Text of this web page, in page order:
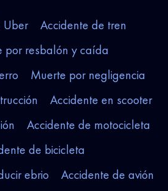
Uber
Accidente de tren
por resbalón y caída
Muerte por negligencia
Accidente en scooter
Accidente de motocicleta
de bicicleta
ebrio
Accidente de avión